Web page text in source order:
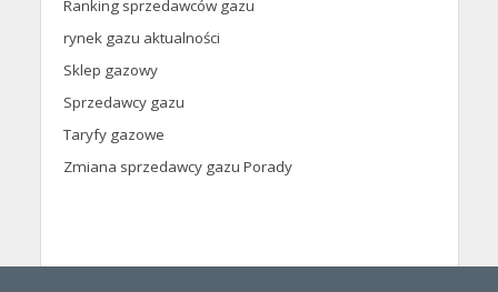
Ranking sprzedawców gazu
rynek gazu aktualności
Sklep gazowy
Sprzedawcy gazu
Taryfy gazowe
Zmiana sprzedawcy gazu Porady